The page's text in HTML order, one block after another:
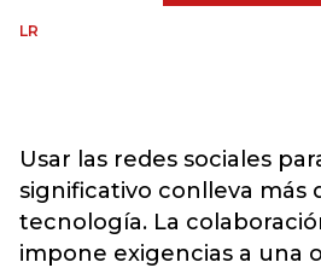
LR
Usar las redes sociales
significativo conlleva más
tecnología. La
impone exigencias a una